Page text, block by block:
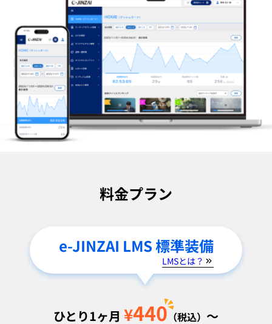
料金プラン
e-JINZAI LMS 標準装備
LMSとは？
ひとり1ヶ月 ¥440 （税込） ～